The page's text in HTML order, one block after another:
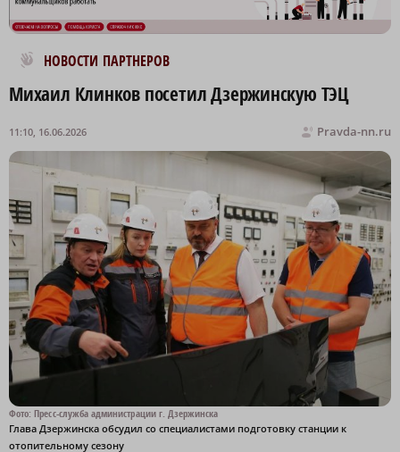
НОВОСТИ ПАРТНЕРОВ
Новости МирТесен
Михаил Клинков посетил Дзержинскую ТЭЦ
Pravda-nn.ru
11:10, 16.06.2026
Фото: Пресс-служба администрации г. Дзержинска
Глава Дзержинска обсудил со специалистами подготовку станции к
отопительному сезону